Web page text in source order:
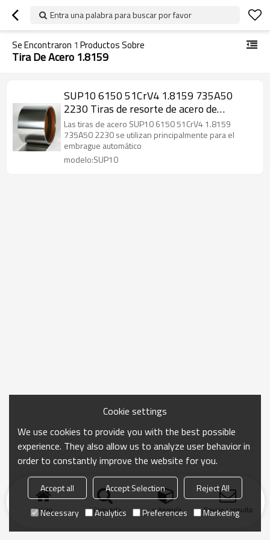
Entra una palabra para buscar por favor
Se Encontraron 1 Productos Sobre
Tira De Acero 1.8159
SUP10 6150 51CrV4 1.8159 735A50
2230 Tiras de resorte de acero de
aleación
Las tiras de acero SUP10 6150 51CrV4 1.8159
735A50 2230 se utilizan principalmente para el
embrague automático
modelo:SUP10
Inicio búsqueda categoría Enviar consulta
Cookie settings
We use cookies to provide you with the best possible
experience. They also allow us to analyze user behavior in
order to constantly improve the website for you.
Accept all Accept Selection
Reject All
Necessary
Analytics Preferences Marketing